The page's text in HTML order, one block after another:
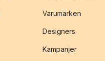
Varumärken
Designers
Kampanjer